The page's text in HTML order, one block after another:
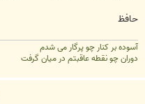
حافظ
آسوده بر کنار چو پرگار می شدم
دوران چو نقطه عاقبتم در میان گرفت